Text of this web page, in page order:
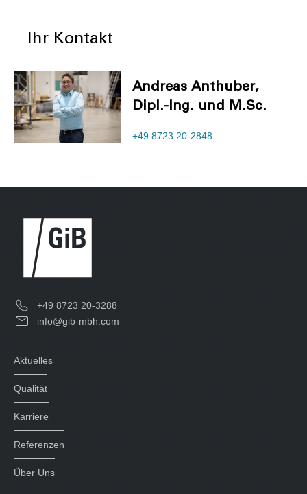
Ihr Kontakt
Andreas Anthuber,
Dipl.-Ing. und M.Sc.
+49 8723 20-2848
+49 8723 20-3288
info@gib-mbh.com
Aktuelles
Qualität
Karriere
Referenzen
Über Uns